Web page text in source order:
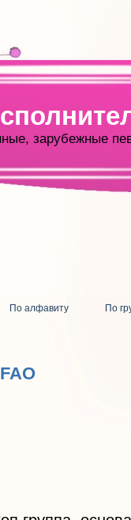
зарубежные
По алфавиту
По